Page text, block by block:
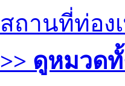
สถานที่ท่อง
>> ดูหมวด